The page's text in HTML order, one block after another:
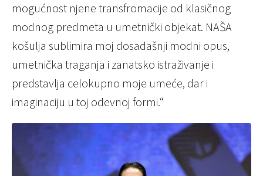
mogućnost njene transfromacije od klasičnog
modnog predmeta u umetnički objekat. NAŠA
košulja sublimira moj dosadašnji modni opus,
umetnička traganja i zanatsko istraživanje i
predstavlja celokupno moje umeće, dar i
imaginaciju u toj odevnoj formi.“